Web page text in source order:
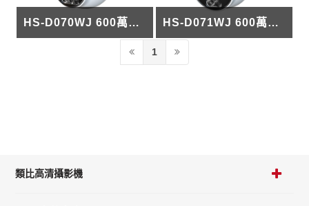
類比高清攝影機
HS-D070WJ 600萬半球型雙光IP攝影機 HS-D071WJ 600萬半球型雙光IP攝影機
1